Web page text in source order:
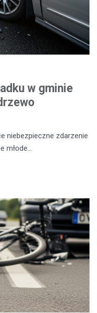
w gminie
niebezpieczne zdarzenie
młode…